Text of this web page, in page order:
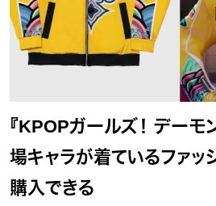
『KPOPガールズ！ デーモ
場キャラが着ているファッ
購入できる